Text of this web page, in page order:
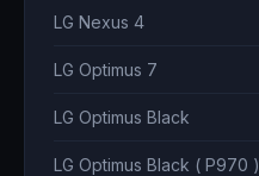
LG Nexus 4
LG Optimus 7
LG Optimus Black
LG Optimus Black ( P970 )